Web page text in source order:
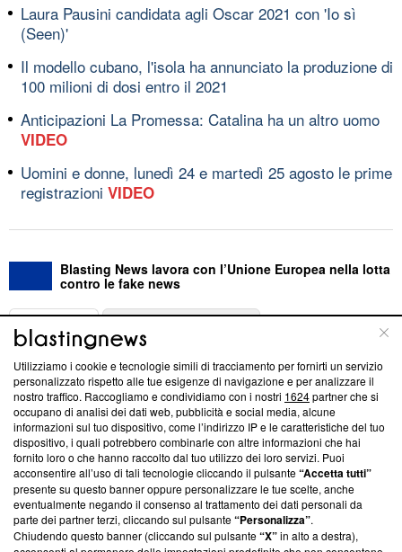
Laura Pausini candidata agli Oscar 2021 con 'Io sì
(Seen)'
Il modello cubano, l'isola ha annunciato la produzione di
100 milioni di dosi entro il 2021
Anticipazioni La Promessa: Catalina ha un altro uomo
VIDEO
Uomini e donne, lunedì 24 e martedì 25 agosto le prime
registrazioni VIDEO
Blasting News lavora con l’Unione Europea nella lotta
contro le fake news
ABOUT
Questa sezione offre informazioni trasparenti su Blasting
News, sui nostri processi editoriali e su come ci impegniamo a
creare news di qualità. Inoltre, afferma la nostra aderenza a
‘Trust Project - News with Integrity’Blasting News non è
ancora membro del programma, ma ha richiesto di farne
parte; Trust Project non ha ancora effettuato una verifica di
conformità agli standard.
Su di noi
Utilizziamo i cookie e tecnologie simili di tracciamento per fornirti un servizio
personalizzato rispetto alle tue esigenze di navigazione e per analizzare il
nostro traffico. Raccogliamo e condividiamo con i nostri 1624partner che si
occupano di analisi dei dati web, pubblicità e social media, alcune
informazioni sul tuo dispositivo, come l’indirizzo IP e le caratteristiche del tuo
dispositivo, i quali potrebbero combinarle con altre informazioni che hai
fornito loro o che hanno raccolto dal tuo utilizzo dei loro servizi. Puoi
acconsentire all’uso di tali tecnologie cliccando il pulsante“Accetta tutti”
presente su questo banner oppure personalizzare le tue scelte, anche
eventualmente negando il consenso al trattamento dei dati personali da
parte dei partner terzi, cliccando sul pulsante“Personalizza”.
Chiudendo questo banner (cliccando sul pulsante“X”in alto a destra),